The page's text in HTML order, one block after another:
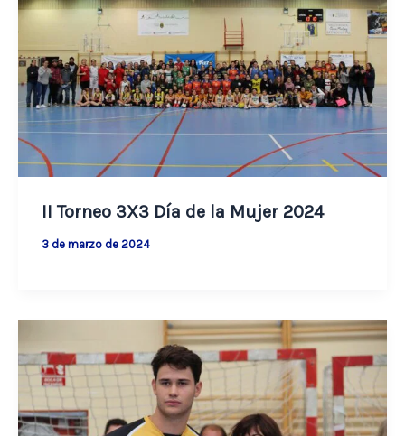
II Torneo 3X3 Día de la Mujer 2024
3 de marzo de 2024